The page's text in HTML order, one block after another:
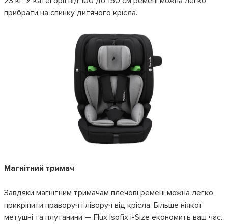
прибрати на спинку дитячого крісла.
Магнітний тримач
Завдяки магнітним тримачам плечові ремені можна легко
прикріпити праворуч і ліворуч від крісла. Більше ніякої
метушні та плутанини — Flux Isofix i-Size економить ваш час.